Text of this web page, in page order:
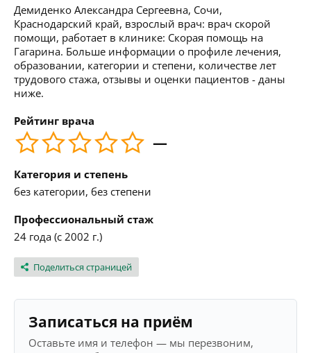
Демиденко Александра Сергеевна, Сочи,
Краснодарский край, взрослый врач: врач скорой
помощи, работает в клинике: Скорая помощь на
Гагарина. Больше информации о профиле лечения,
образовании, категории и степени, количестве лет
трудового стажа, отзывы и оценки пациентов - даны
ниже.
Рейтинг врача
—
Категория и степень
без категории, без степени
Профессиональный стаж
24 года (с 2002 г.)
Поделиться страницей
Записаться на приём
Оставьте имя и телефон — мы перезвоним,